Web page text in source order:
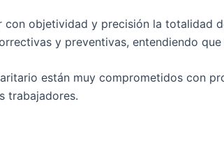
con objetividad y precisión la totalidad
y preventivas, entendiendo
están muy comprometidos con
trabajadores.